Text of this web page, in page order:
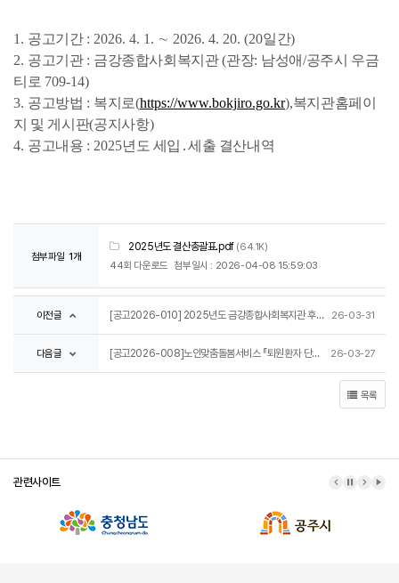
1. 공고기간 : 2026. 4. 1. ∼ 2026. 4. 20. (20일간)
2. 공고기관 : 금강종합사회복지관(관장: 남성애/공주시 우금
티로 709-14)
3. 공고방법 : 복지로(https://www.bokjiro.go.kr),복지관홈페이
지 및 게시판(공지사항)
4. 공고내용 : 2025년도 세입 ․세출 결산내역
첨부파일 1개
2025년도 결산총괄표.pdf (64.1K)
44회 다운로드 첨부일시 : 2026-04-08 15:59:03
이전글 [공고2026-010] 2025년도 금강종합사회복지관 후원금품 수입 및 사용 결과보고 26-03-31
다음글 [공고2026-008]노인맞춤돌봄서비스 『퇴원환자 단기집중 서비스』 돌봄제공인력 모집 공고 26-03-27
목록
관련사이트 이전 배너
배너 정지
다음 배
배